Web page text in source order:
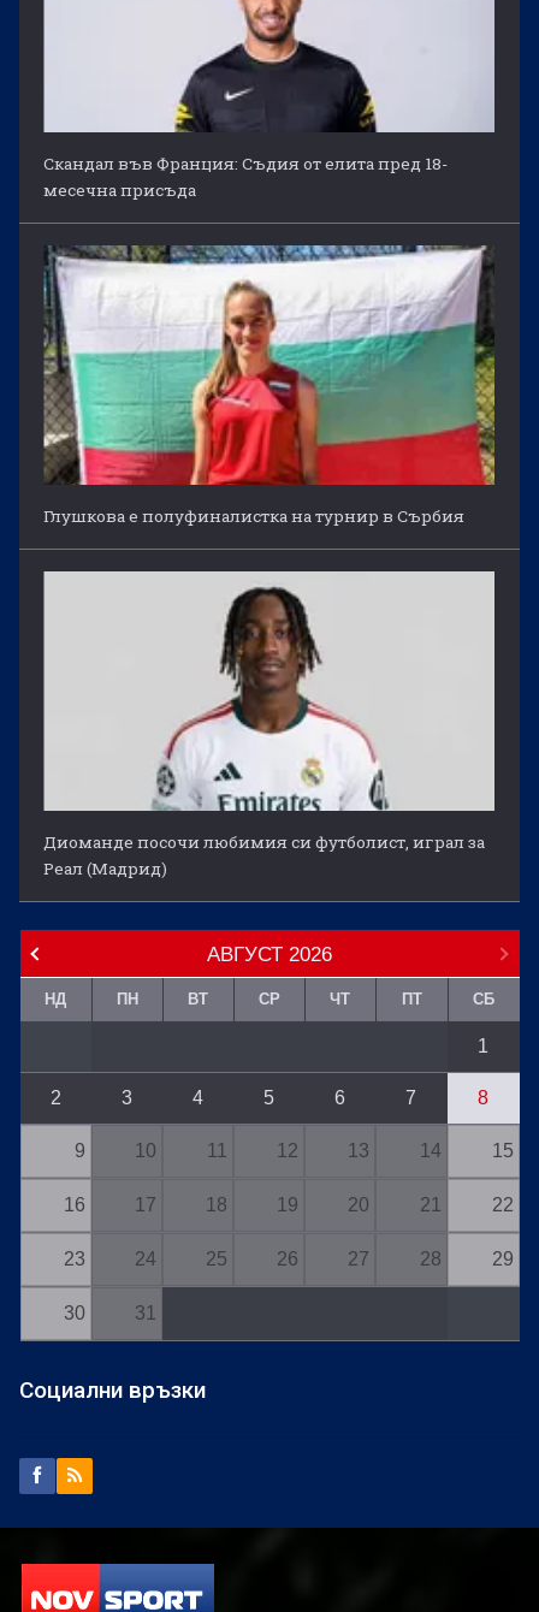
Скандал във Франция: Съдия от елита пред 18-
месечна присъда
Глушкова е полуфиналистка на турнир в Сърбия
Диоманде посочи любимия си футболист, играл за
Реал (Мадрид)
АВГУСТ 2026
НД ПН ВТ СР ЧТ ПТ СБ
1
2 3 4 5 6 7 8
9 10 11 12 13 14 15
16 17 18 19 20 21 22
23 24 25 26 27 28 29
30 31
Социални връзки